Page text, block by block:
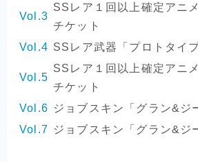
Vol.3
SSレア１回以上確定アニ
チケット
Vol.4 SSレア武器「プロトタイプ
Vol.5
SSレア１回以上確定アニ
チケット
Vol.6 ジョブスキン「グラン&ジ
Vol.7 ジョブスキン「グラン&ジ